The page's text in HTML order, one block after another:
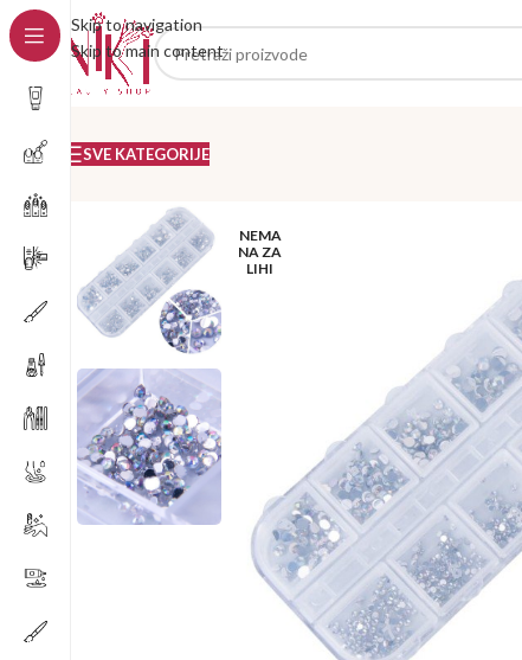
Skip to navigation
Skip to main content
SVE KATEGORIJE
NEMA
NA ZA
LIHI